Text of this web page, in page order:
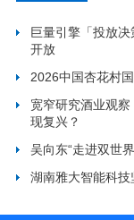
巨量引擎「投放
开放
2026中国杏花村
宽窄研究酒业观
现复兴？
吴向东“走进双世
湖南雅大智能科